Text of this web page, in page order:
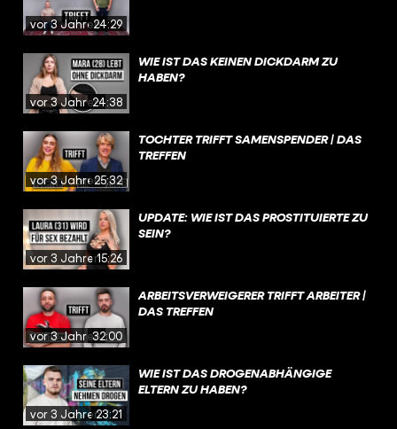
vor 3 Jahren24:29
vor 3 Jahren24:38
WIE IST DAS KEINEN DICKDARM ZU
HABEN?
vor 3 Jahren25:32
TOCHTER TRIFFT SAMENSPENDER | DAS
TREFFEN
vor 3 Jahren15:26
UPDATE: WIE IST DAS PROSTITUIERTE ZU
SEIN?
vor 3 Jahren32:00
ARBEITSVERWEIGERER TRIFFT ARBEITER |
DAS TREFFEN
vor 3 Jahren23:21
WIE IST DAS DROGENABHÄNGIGE
ELTERN ZU HABEN?